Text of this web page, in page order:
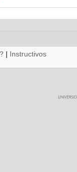
| Instructivos